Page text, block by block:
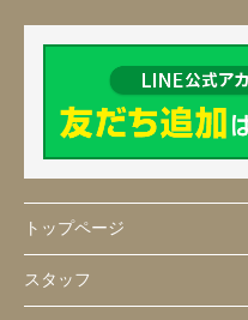
トップページ
スタッフ